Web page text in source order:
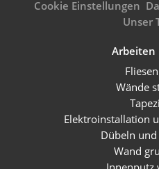
Cookie Einstellungen
Unser
Arbeiten
Wände
Elektroinstallation
Dübeln und
Wand